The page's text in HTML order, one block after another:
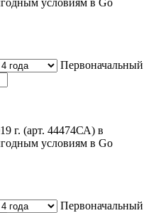
Первоначальный
Первоначальный